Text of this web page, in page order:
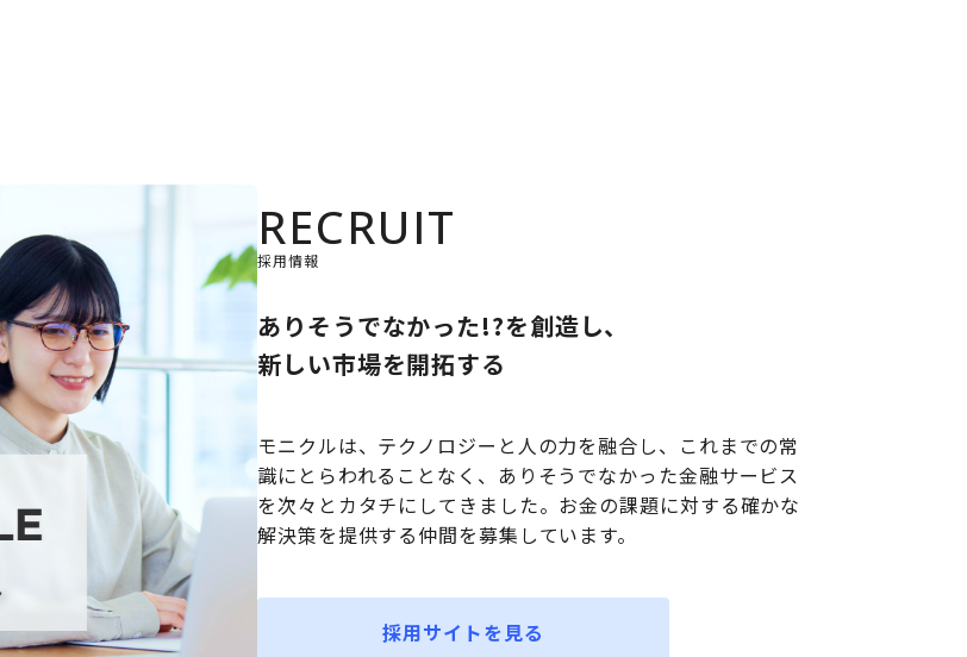
RECRUIT
採用情報
ありそうでなかった!?を創造し、
新しい市場を開拓する
モニクルは、テクノロジーと人の力を融合し、これまでの常
識にとらわれることなく、ありそうでなかった金融サービス
を次々とカタチにしてきました。お金の課題に対する確かな
解決策を提供する仲間を募集しています。
採用サイトを見る